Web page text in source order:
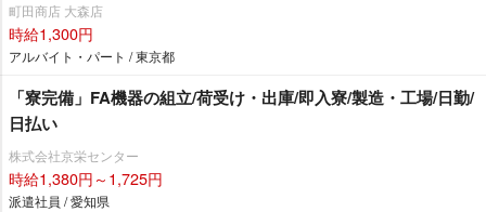
町田商店 大森店
時給1,300円
アルバイト・パート / 東京都
「寮完備」FA機器の組立/荷受け・出庫/即入寮/製造・工場/日勤/
日払い
株式会社京栄センター
時給1,380円～1,725円
派遣社員 / 愛知県